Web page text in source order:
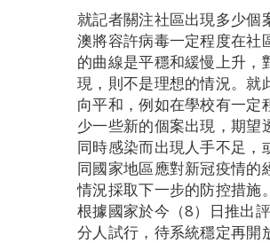
就記者關注社區出現多少個
澳將容許病毒一定程度在社
的曲線是平穩和緩慢上升，
現，則不是理想的情況。就
向平和，例如在學校有一定
少一些新的個案出現，期望
同時感染而出現人手不足，
同國家地區應對新冠疫情的
情況採取下一步的防控措施
根據國家於今（8）日推出
分人試行，待系統穩定再開